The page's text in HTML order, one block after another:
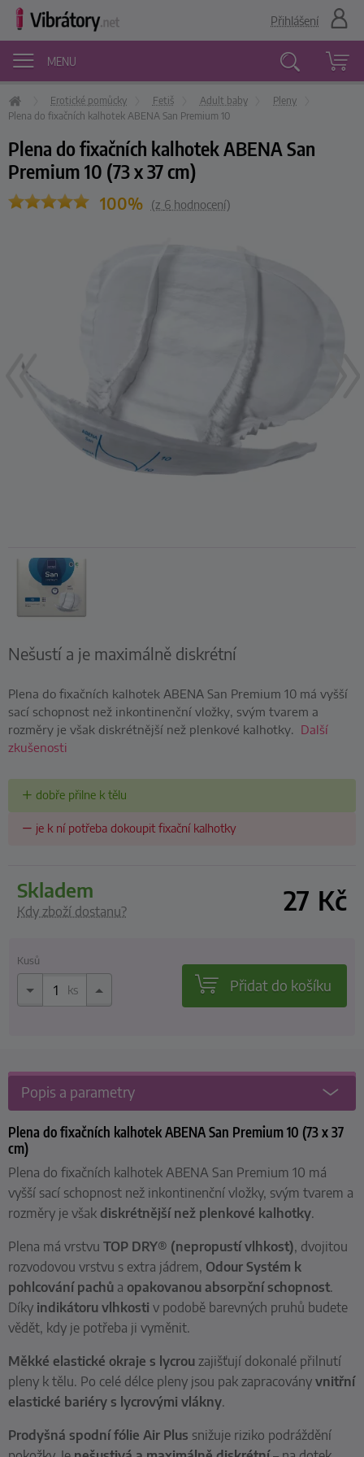
MENU
Vyhledávání
Přihlášení
Erotické pomůcky Fetiš Adult baby
Pleny
Plena do fixačních kalhotek ABENA San Premium 10
Plena do fixačních kalhotek ABENA San
Premium 10 (73 x 37 cm)
100% (z 6hodnocení)
Nešustí a je maximálně diskrétní
Plena do fixačních kalhotek ABENA San Premium 10 má vyšší
sací schopnost než inkontinenční vložky, svým tvarem a
rozměry je však diskrétnější než plenkové kalhotky. Další
zkušenosti
dobře přilne k tělu
je k ní potřeba dokoupit fixační kalhotky
skladem
Kdy zboží dostanu? 27 Kč
Kusů
ks Přidat do košíku
Popis a parametry
Plena do fixačních kalhotek ABENA San Premium 10 (73 x 37
cm)
Plena do fixačních kalhotek ABENA San Premium 10 má
vyšší sací schopnost než inkontinenční vložky, svým tvarem a
rozměry je však diskrétnější než plenkové kalhotky.
Plena má vrstvu TOP DRY® (nepropustí vlhkost), dvojitou
rozvodovou vrstvu s extra jádrem, Odour Systém k
pohlcování pachů a opakovanou absorpční schopnost.
Díky indikátoru vlhkosti v podobě barevných pruhů budete
vědět, kdy je potřeba ji vyměnit.
Měkké elastické okraje s lycrou zajišťují dokonalé přilnutí
pleny k tělu. Po celé délce pleny jsou pak zapracovány vnitřní
elastické bariéry s lycrovými vlákny.
Prodyšná spodní fólie Air Plus snižuje riziko podráždění